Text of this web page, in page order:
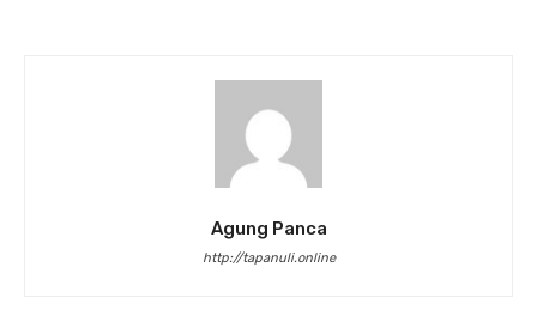
Agung Panca
http://tapanuli.online